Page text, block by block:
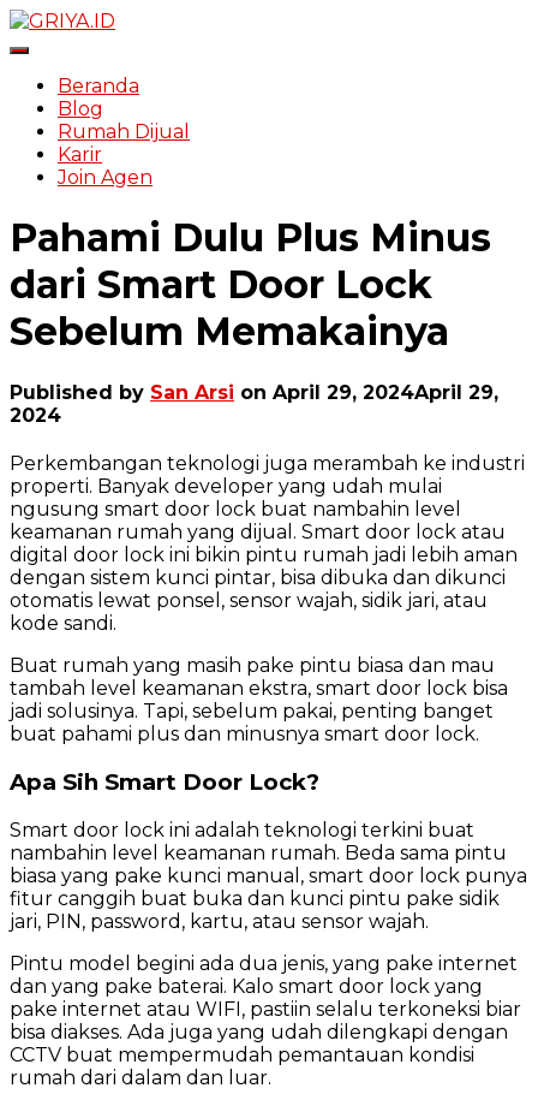
Toggle Navigation
Beranda
Blog
Rumah Dijual
Karir
Join Agen
Pahami Dulu Plus Minus
dari Smart Door Lock
Sebelum Memakainya
Published by San Arsi on April 29, 2024April 29,
2024
Perkembangan teknologi juga merambah ke industri
properti. Banyak developer yang udah mulai
ngusung smart door lock buat nambahin level
keamanan rumah yang dijual. Smart door lock atau
digital door lock ini bikin pintu rumah jadi lebih aman
dengan sistem kunci pintar, bisa dibuka dan dikunci
otomatis lewat ponsel, sensor wajah, sidik jari, atau
kode sandi.
Buat rumah yang masih pake pintu biasa dan mau
tambah level keamanan ekstra, smart door lock bisa
jadi solusinya. Tapi, sebelum pakai, penting banget
buat pahami plus dan minusnya smart door lock.
Apa Sih Smart Door Lock?
Smart door lock ini adalah teknologi terkini buat
nambahin level keamanan rumah. Beda sama pintu
biasa yang pake kunci manual, smart door lock punya
fitur canggih buat buka dan kunci pintu pake sidik
jari, PIN, password, kartu, atau sensor wajah.
Pintu model begini ada dua jenis, yang pake internet
dan yang pake baterai. Kalo smart door lock yang
pake internet atau WIFI, pastiin selalu terkoneksi biar
bisa diakses. Ada juga yang udah dilengkapi dengan
CCTV buat mempermudah pemantauan kondisi
rumah dari dalam dan luar.